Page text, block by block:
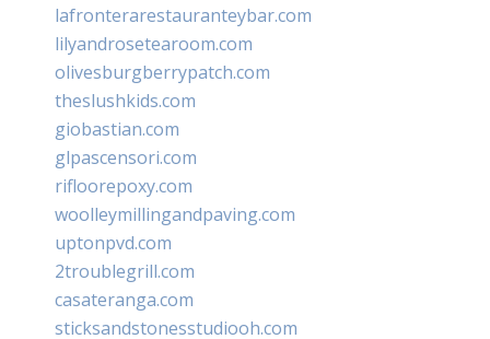
lafronterarestauranteybar.com
lilyandrosetearoom.com
olivesburgberrypatch.com
theslushkids.com
giobastian.com
glpascensori.com
rifloorepoxy.com
woolleymillingandpaving.com
uptonpvd.com
2troublegrill.com
casateranga.com
sticksandstonesstudiooh.com